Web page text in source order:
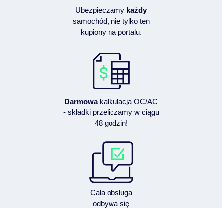
Ubezpieczamy każdy
samochód, nie tylko ten
kupiony na portalu.
Darmowakalkulacja OC/AC
- składki przeliczamy w ciągu
48 godzin!
Cała obsługa
odbywa się